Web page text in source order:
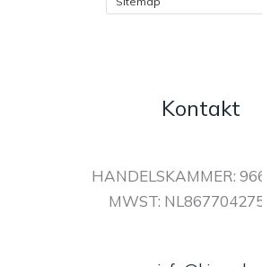
Kontakt
HANDELSKAMMER:
MWST: